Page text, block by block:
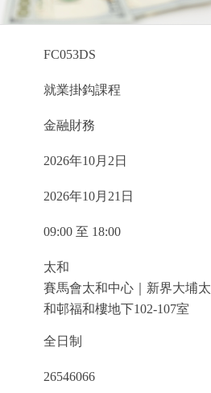
FC053DS
就業掛鈎課程
金融財務
2026年10月2日
2026年10月21日
09:00 至 18:00
太和
賽馬會太和中心｜新界大埔太
和邨福和樓地下102-107室
全日制
26546066